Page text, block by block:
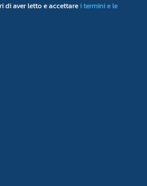
di aver letto e accettarei termini e le